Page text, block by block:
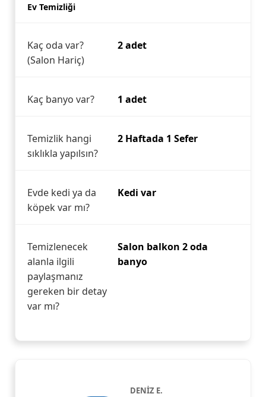
Ev Temizliği
Kaç oda var?
(Salon Hariç)
2 adet
Kaç banyo var? 1 adet
Temizlik hangi
sıklıkla yapılsın?
2 Haftada 1 Sefer
Evde kedi ya da
köpek var mı?
Kedi var
Temizlenecek
alanla ilgili
paylaşmanız
gereken bir detay
var mı?
Salon balkon 2 oda
banyo
DENİZ E.